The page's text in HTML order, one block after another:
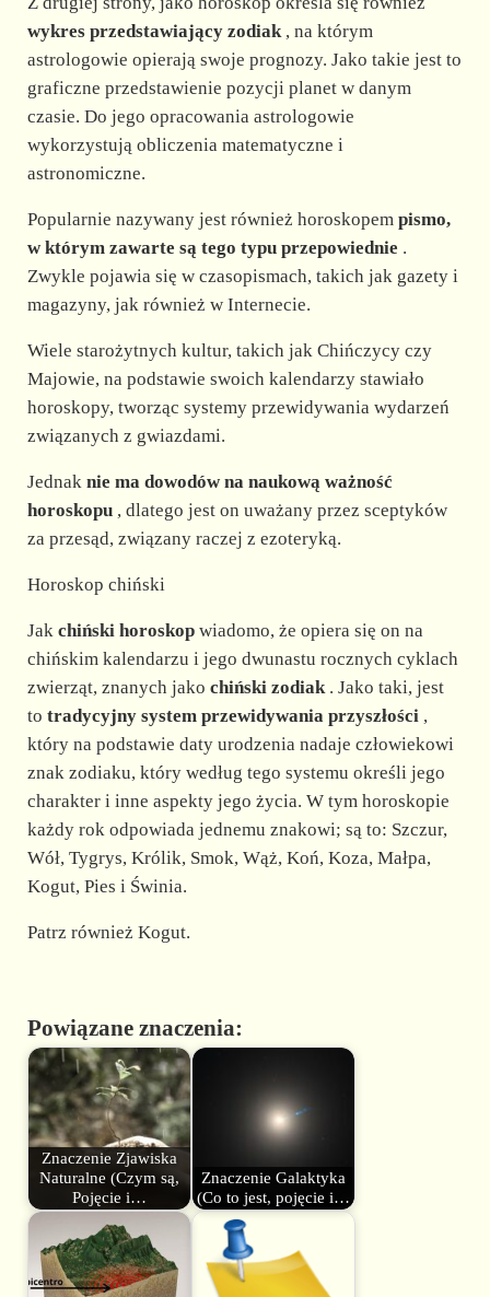
wykres przedstawiający zodiak, na którym
astrologowie opierają swoje prognozy. Jako takie jest to
graficzne przedstawienie pozycji planet w danym
czasie. Do jego opracowania astrologowie
wykorzystują obliczenia matematyczne i
astronomiczne.
Popularnie nazywany jest również horoskopem pismo,
w którym zawarte są tego typu przepowiednie .
Zwykle pojawia się w czasopismach, takich jak gazety i
magazyny, jak również w Internecie.
Wiele starożytnych kultur, takich jak Chińczycy czy
Majowie, na podstawie swoich kalendarzy stawiało
horoskopy, tworząc systemy przewidywania wydarzeń
związanych z gwiazdami.
Jednak nie ma dowodów na naukową ważność
horoskopu, dlatego jest on uważany przez sceptyków
za przesąd, związany raczej z ezoteryką.
Horoskop chiński
Jak chiński horoskopwiadomo, że opiera się on na
chińskim kalendarzu i jego dwunastu rocznych cyklach
zwierząt, znanych jako chiński zodiak. Jako taki, jest
to tradycyjny system przewidywania przyszłości,
który na podstawie daty urodzenia nadaje człowiekowi
znak zodiaku, który według tego systemu określi jego
charakter i inne aspekty jego życia. W tym horoskopie
każdy rok odpowiada jednemu znakowi; są to: Szczur,
Wół, Tygrys, Królik, Smok, Wąż, Koń, Koza, Małpa,
Kogut, Pies i Świnia.
Patrz również Kogut.
Powiązane znaczenia:
Znaczenie Zjawiska
Naturalne (Czym są,
Pojęcie i…
Znaczenie Galaktyka
(Co to jest, pojęcie i…